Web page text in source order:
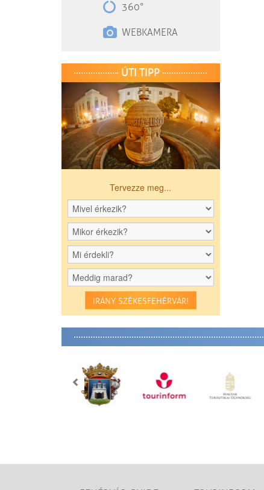
360°
WEBKAMERA
ÚTI TIPP
Tervezze meg...
IRÁNY SZÉKESFEHÉRVÁR!